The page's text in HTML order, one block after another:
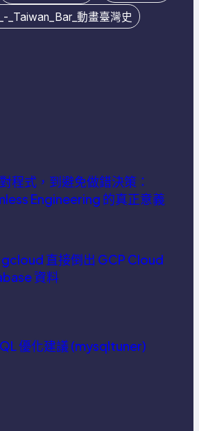
_Taiwan_Bar_動畫臺灣史
程式，到避免做錯決策：
Engineering 的真正意義
gcloud 直接倒出 GCP Cloud
資料
優化建議 (mysqltuner)